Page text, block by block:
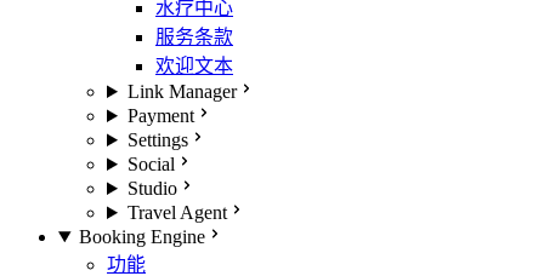
水疗中心
服务条款
欢迎文本
Link Manager
Payment
Settings
Social
Studio
Travel Agent
Booking Engine
功能